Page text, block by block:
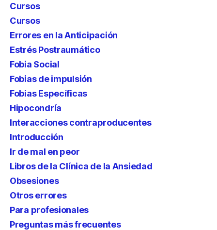
Cursos
Cursos
Errores en la Anticipación
Estrés Postraumático
Fobia Social
Fobias de impulsión
Fobias Específicas
Hipocondría
Interacciones contraproducentes
Introducción
Ir de mal en peor
Libros de la Clínica de la Ansiedad
Obsesiones
Otros errores
Para profesionales
Preguntas más frecuentes